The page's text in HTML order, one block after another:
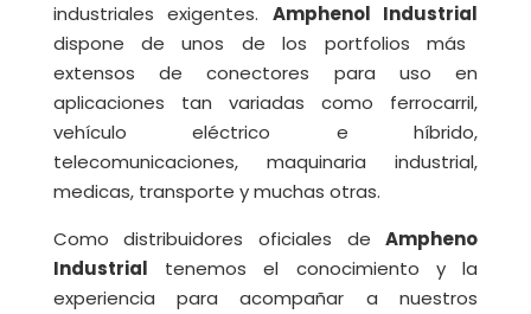
industriales exigentes. Amphenol Industrial
dispone de unos de los portfolios más
extensos de conectores para uso en
aplicaciones tan variadas como ferrocarril,
vehículo eléctrico e híbrido,
telecomunicaciones, maquinaria industrial,
medicas, transporte y muchas otras.
Como distribuidores oficiales deAmpheno
Industrial tenemos el conocimiento y la
experiencia para acompañar a nuestros